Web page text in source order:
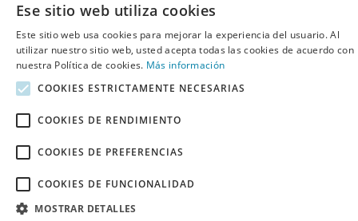
Ese sitio web utiliza cookies
Este sitio web usa cookies para mejorar la experiencia del usuario. Al
utilizar nuestro sitio web, usted acepta todas las cookies de acuerdo con
nuestra Política de cookies. Más información
COOKIES ESTRICTAMENTE NECESARIAS
COOKIES DE RENDIMIENTO
COOKIES DE PREFERENCIAS
COOKIES DE FUNCIONALIDAD
MOSTRAR DETALLES